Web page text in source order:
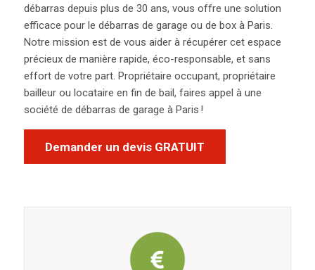
débarras depuis plus de 30 ans, vous offre une solution
efficace pour le débarras de garage ou de box à Paris.
Notre mission est de vous aider à récupérer cet espace
précieux de manière rapide, éco-responsable, et sans
effort de votre part. Propriétaire occupant, propriétaire
bailleur ou locataire en fin de bail, faires appel à une
société de débarras de garage à Paris !
Demander un devis GRATUIT